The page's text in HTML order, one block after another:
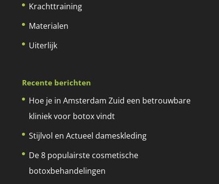
Krachttraining
Materialen
Uiterlijk
Recente berichten
Hoe je in Amsterdam Zuid een betrouwbare
kliniek voor botox vindt
Stijlvol en Actueel dameskleding
De 8 populairste cosmetische
botoxbehandelingen